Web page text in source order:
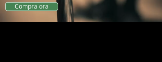
Compra ora